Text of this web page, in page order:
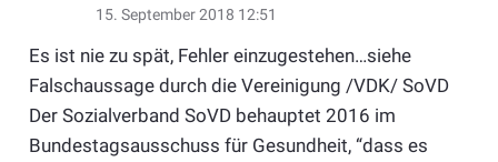
15. September 2018 12:51
Es ist nie zu spät, Fehler einzugestehen…siehe
Falschaussage durch die Vereinigung /VDK/ SoVD
Der Sozialverband SoVD behauptet 2016 im
Bundestagsausschuss für Gesundheit, “dass es